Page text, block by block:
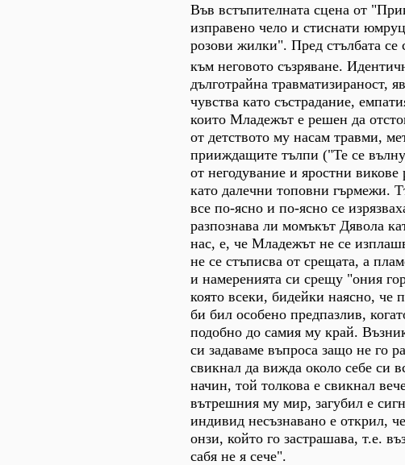
Във встъпителната сцена от
изправено чело и стиснати
розови жилки". Пред стълбата
към неговото съзряване.
дълготрайна травматизираност,
чувства като състрадание,
които Младежът е решен да
от детството му насам травми,
прииждащите тълпи ("Те се
от негодувание и яростни
като далечни топовни гърмежи.
все по-ясно и по-ясно се
разпознава ли момъкът Дявола
нас, е, че Младежът не се
не се стъписва от срещата, а
и намеренията си срещу "ония
която всеки, бидейки наясно, че
би бил особено предпазлив,
подобно до самия му край.
си задаваме въпроса защо не го
свикнал да вижда около себе си
начин, той толкова е свикнал
вътрешния му мир, загубил е
индивид несъзнавано е открил,
онзи, който го застрашава, т.е.
сабя не я сече".